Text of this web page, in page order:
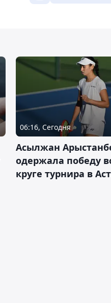
06:16, Сегодня
Асылжан
одержала победу
круге турнира в